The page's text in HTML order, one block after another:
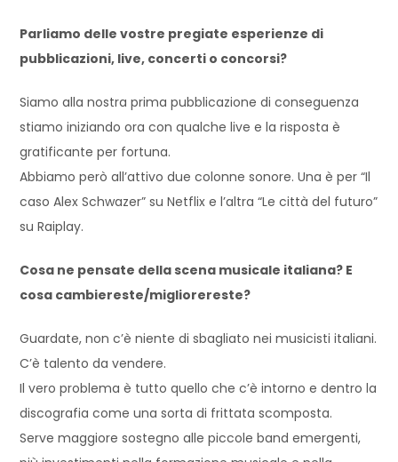
Parliamo delle vostre pregiate esperienze di
pubblicazioni, live, concerti o concorsi?
Siamo alla nostra prima pubblicazione di conseguenza
stiamo iniziando ora con qualche live e la risposta è
gratificante per fortuna.
Abbiamo però all’attivo due colonne sonore. Una è per “Il
caso Alex Schwazer” su Netflix e l’altra “Le città del futuro”
su Raiplay.
Cosa ne pensate della scena musicale italiana? E
cosa cambiereste/migliorereste?
Guardate, non c’è niente di sbagliato nei musicisti italiani.
C’è talento da vendere.
Il vero problema è tutto quello che c’è intorno e dentro la
discografia come una sorta di frittata scomposta.
Serve maggiore sostegno alle piccole band emergenti,